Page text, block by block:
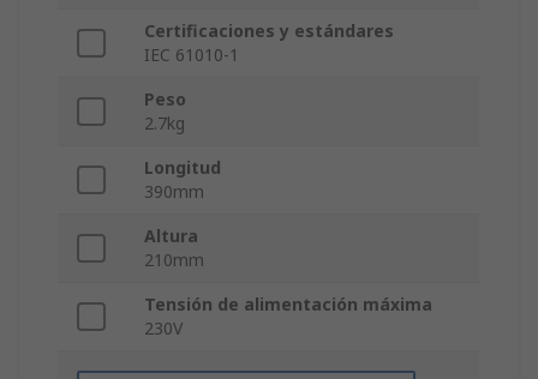
Certificaciones y estándares
IEC 61010-1
Peso
2.7kg
Longitud
390mm
Altura
210mm
Tensión de alimentación máxima
230V